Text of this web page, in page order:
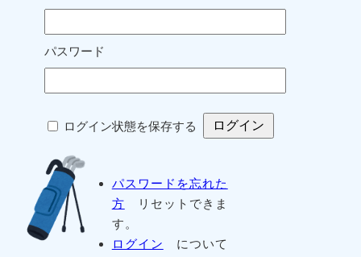
パスワード
ログイン状態を保存する
パスワードを忘れた
方 リセットできま
す。
ログイン
について